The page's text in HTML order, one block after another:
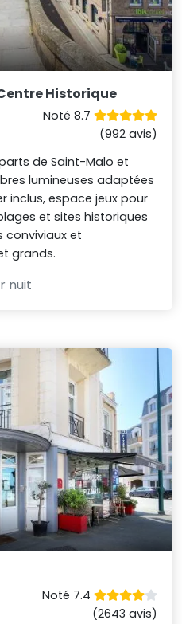
Historique
Noté 8.7
(992 avis)
de Saint-Malo et
lumineuses adaptées
inclus, espace jeux pour
et sites historiques
et
grands.
nuit
Noté 7.4
(2643 avis)